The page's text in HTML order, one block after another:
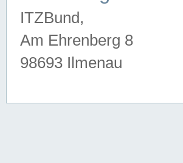
ITZBund,
Am Ehrenberg 8
98693 Ilmenau